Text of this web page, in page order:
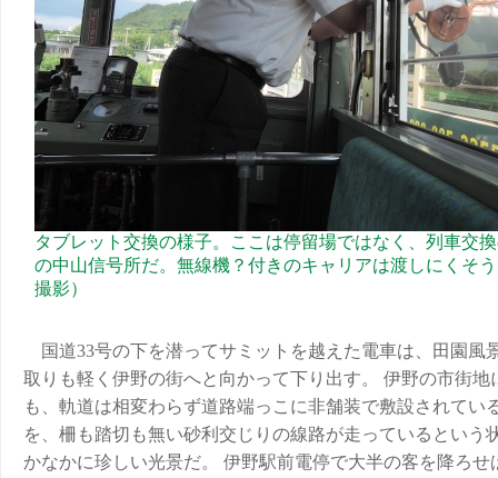
タブレット交換の様子。ここは停留場ではなく、列車交
の中山信号所だ。無線機？付きのキャリアは渡しにくそ
撮影）
国道33号の下を潜ってサミットを越えた電車は、田園風
取りも軽く伊野の街へと向かって下り出す。 伊野の市街地
も、軌道は相変わらず道路端っこに非舗装で敷設されてい
を、柵も踏切も無い砂利交じりの線路が走っているという
かなかに珍しい光景だ。 伊野駅前電停で大半の客を降ろせ